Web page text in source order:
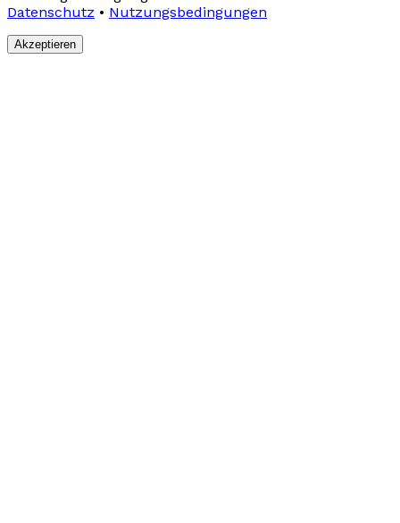
Datenschutz • Nutzungsbedingungen
Akzeptieren